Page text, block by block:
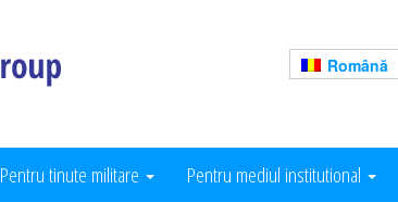
Română
Pentru tinute militare Pentru mediul institutional